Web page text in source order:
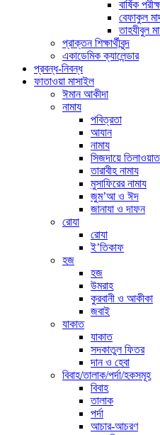
বার্ষিক
বেফাকুল
তাহযীবুল
প্রাক্তন শিক্ষার্থীবৃন্দ
একাডেমিক ক্যালেন্ডার
প্রবন্ধ-নিবন্ধ
ফাতাওয়া মাসাইল
ঈমান আকীদা
নামায
পবিত্রতা
আযান
নামায
সিজদায়ে তিলাওয়াত
তারাবীহ নামায
মুসাফিরের নামায
জুম’আ ও ঈদ
জানাযা ও দাফন
রোযা
রোযা
ই’তিকাফ
হজ
হজ
উমরাহ
কুরবানী ও আকীকা
জবাই
যাকাত
যাকাত
সদকাতুল ফিতর
দান ও হেবা
বিবাহ/তালাক/পর্দা/হকসমূহ
বিবাহ
তালাক
পর্দা
আচার-আচরণ